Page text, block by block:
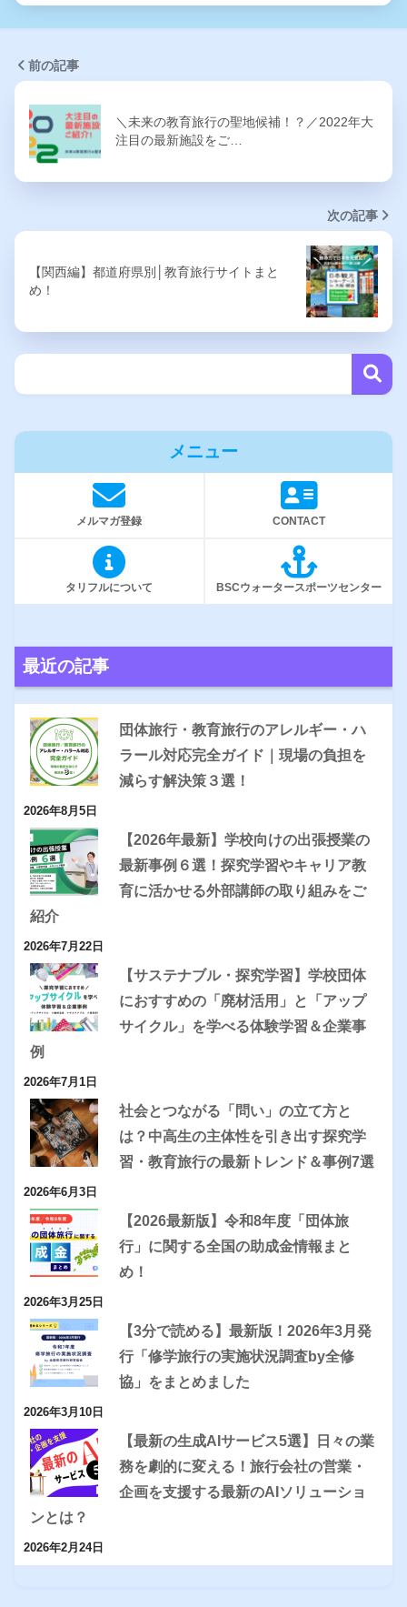
前の記事
＼未来の教育旅行の聖地候補！？／2022年大
注目の最新施設をご…
次の記事
【関西編】都道府県別│教育旅行サイトまと
め！
メニュー
メルマガ登録 CONTACT
タリフルについて BSCウォータースポーツセンター
最近の記事
団体旅行・教育旅行のアレルギー・ハ
ラール対応完全ガイド｜現場の負担を
減らす解決策３選！
2026年8月5日
【2026年最新】学校向けの出張授業の
最新事例６選！探究学習やキャリア教
育に活かせる外部講師の取り組みをご
紹介
2026年7月22日
【サステナブル・探究学習】学校団体
におすすめの「廃材活用」と「アップ
サイクル」を学べる体験学習＆企業事
例
2026年7月1日
社会とつながる「問い」の立て方と
は？中高生の主体性を引き出す探究学
習・教育旅行の最新トレンド＆事例7選
2026年6月3日
【2026最新版】令和8年度「団体旅
行」に関する全国の助成金情報まと
め！
2026年3月25日
【3分で読める】最新版！2026年3月発
行「修学旅行の実施状況調査by全修
協」をまとめました
2026年3月10日
【最新の生成AIサービス5選】日々の業
務を劇的に変える！旅行会社の営業・
企画を支援する最新のAIソリューショ
ンとは？
2026年2月24日